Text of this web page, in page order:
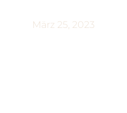
März 25, 2023